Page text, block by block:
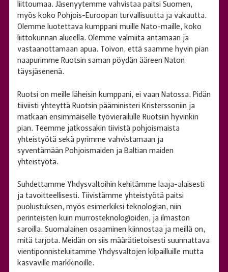
liittoumaa. Jäsenyytemme vahvistaa paitsi Suomen,
myös koko Pohjois-Euroopan turvallisuutta ja vakautta.
Olemme luotettava kumppani muille Nato-maille, koko
liittokunnan alueella. Olemme valmiita antamaan ja
vastaanottamaan apua. Toivon, että saamme hyvin pian
naapurimme Ruotsin saman pöydän ääreen Naton
täysjäsenenä.
Ruotsi on meille läheisin kumppani, ei vaan Natossa. Pidän
tiiviisti yhteyttä Ruotsin pääministeri Kristerssoniin ja
matkaan ensimmäiselle työvierailulle Ruotsiin hyvinkin
pian. Teemme jatkossakin tiivistä pohjoismaista
yhteistyötä sekä pyrimme vahvistamaan ja
syventämään Pohjoismaiden ja Baltian maiden
yhteistyötä.
Suhdettamme Yhdysvaltoihin kehitämme laaja-alaisesti
ja tavoitteellisesti. Tiivistämme yhteistyötä paitsi
puolustuksen, myös esimerkiksi teknologian, niin
perinteisten kuin murrosteknologioiden, ja ilmaston
saroilla. Suomalainen osaaminen kiinnostaa ja meillä on,
mitä tarjota. Meidän on siis määrätietoisesti suunnattava
vientiponnisteluitamme Yhdysvaltojen kilpailluille mutta
kasvaville markkinoille.